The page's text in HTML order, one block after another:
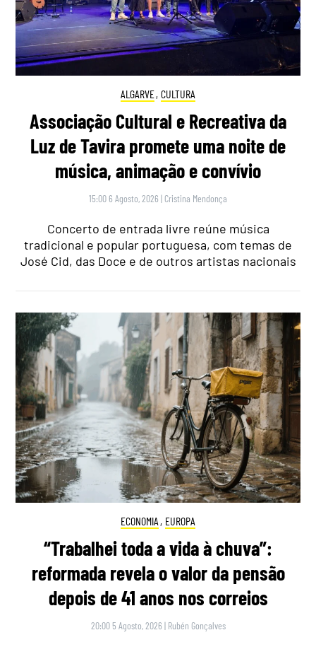
ALGARVE, CULTURA
Associação Cultural e Recreativa da
Luz de Tavira promete uma noite de
música, animação e convívio
15:00 6 Agosto, 2026 | Cristina Mendonça
Concerto de entrada livre reúne música
tradicional e popular portuguesa, com temas de
José Cid, das Doce e de outros artistas nacionais
ECONOMIA , EUROPA
“Trabalhei toda a vida à chuva”:
reformada revela o valor da pensão
depois de 41 anos nos correios
20:00 5 Agosto, 2026 | Rubén Gonçalves